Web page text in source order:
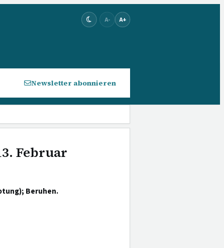
A- A+
Newsletter abonnieren
Februar
Beruhen.